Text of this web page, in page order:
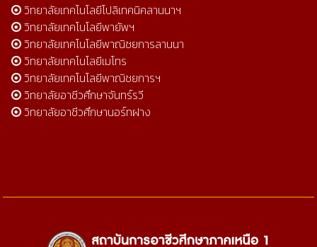
วิทยาลัยเทคโนโลยีโปลิเทคนิคลานนาฯ
วิทยาลัยเทคโนโลยีพายัพฯ
วิทยาลัยเทคโนโลยีพาณิชยการลานนา
วิทยาลัยเทคโนโลยีเมโทร
วิทยาลัยเทคโนโลยีพาณิชยการฯ
วิทยาลัยอาชีวศึกษาจันทร์รวี
วิทยาลัยอาชีวศึกษานอร์ทฝาง